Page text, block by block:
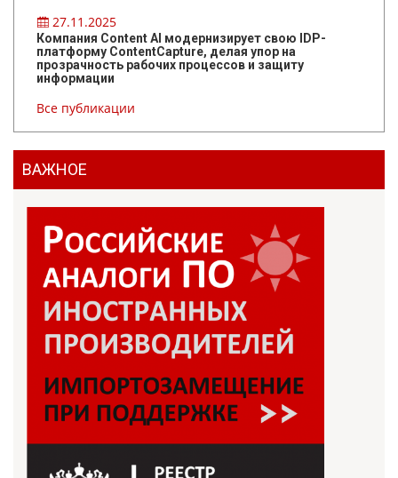
27.11.2025
Компания Content AI модернизирует свою IDP-
платформу ContentCapture, делая упор на
прозрачность рабочих процессов и защиту
информации
Все публикации
ВАЖНОЕ